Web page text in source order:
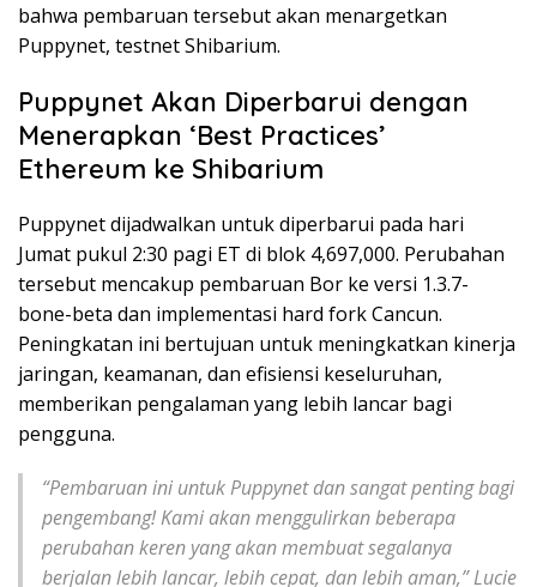
bahwa pembaruan tersebut akan menargetkan
Puppynet, testnet Shibarium.
Puppynet Akan Diperbarui dengan
Menerapkan ‘Best Practices’
Ethereum ke Shibarium
Puppynet dijadwalkan untuk diperbarui pada hari
Jumat pukul 2:30 pagi ET di blok 4,697,000. Perubahan
tersebut mencakup pembaruan Bor ke versi 1.3.7-
bone-beta dan implementasi hard fork Cancun.
Peningkatan ini bertujuan untuk meningkatkan kinerja
jaringan, keamanan, dan efisiensi keseluruhan,
memberikan pengalaman yang lebih lancar bagi
pengguna.
“Pembaruan ini untuk Puppynet dan sangat penting bagi
pengembang! Kami akan menggulirkan beberapa
perubahan keren yang akan membuat segalanya
berjalan lebih lancar, lebih cepat, dan lebih aman,” Lucie